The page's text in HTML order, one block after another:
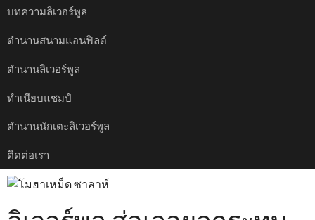
บทความลิเวอร์พูล
ตำนานสนามแอนฟิลด์
ตำนานลิเวอร์พูล
ทำเนียบแชมป์
ตำนานนักเตะลิเวอร์พูล
ติดต่อเรา